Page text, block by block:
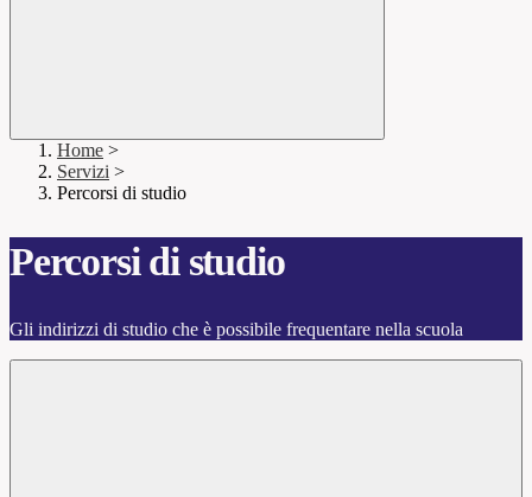
Home >
Servizi >
Percorsi di studio
Percorsi di studio
Gli indirizzi di studio che è possibile frequentare nella scuola